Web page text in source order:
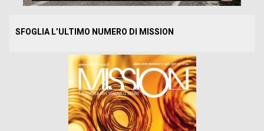
SFOGLIA L’ULTIMO NUMERO DI MISSION